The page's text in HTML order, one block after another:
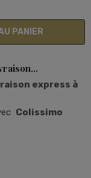
PANIER
express à
Colissimo